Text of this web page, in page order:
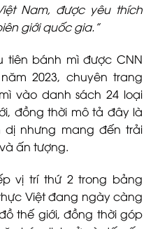
Nam, được yêu thích
giới quốc gia.”
bánh mì được CNN
2023, chuyên trang
vào danh sách 24 loại
đồng thời mô tả đây là
nhưng mang đến trải
ấn tượng.
vị trí thứ 2 trong bảng
Việt đang ngày càng
thế giới, đồng thời góp